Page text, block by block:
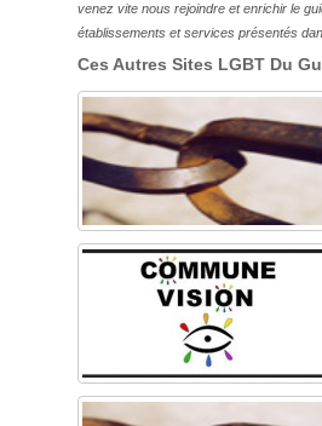
venez vite nous rejoindre et enrichir le
établissements et services présentés
Ces Autres Sites LGBT Du